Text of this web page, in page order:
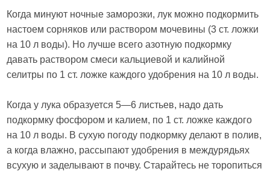
Когда минуют ночные заморозки, лук можно подкормить
настоем сорняков или раствором мочевины (3 ст. ложки
на 10 л воды). Но лучше всего азотную подкормку
давать раствором смеси кальциевой и калийной
селитры по 1 ст. ложке каждого удобрения на 10 л воды.
Когда у лука образуется 5—6 листьев, надо дать
подкормку фосфором и калием, по 1 ст. ложке каждого
на 10 л воды. В сухую погоду подкормку делают в полив,
а когда влажно, рассыпают удобрения в междурядьях
всухую и заделывают в почву. Старайтесь не торопиться